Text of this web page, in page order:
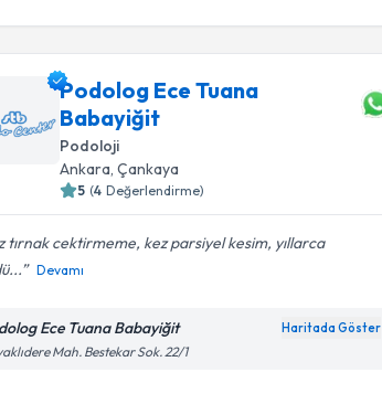
Podolog Ece Tuana
Babayiğit
Podoloji
Ankara, Çankaya
5 (4 Değerlendirme)
tırnak cektirmeme, kez parsiyel kesim, yıllarca
Devamı
Ece Tuana Babayiğit Haritada Göster
Mah. Bestekar Sok. 22/1